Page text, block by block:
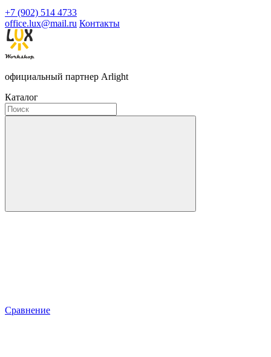
+7 (902) 514 4733
office.lux@mail.ru Контакты
официальный партнер Arlight
Каталог
Сравнение